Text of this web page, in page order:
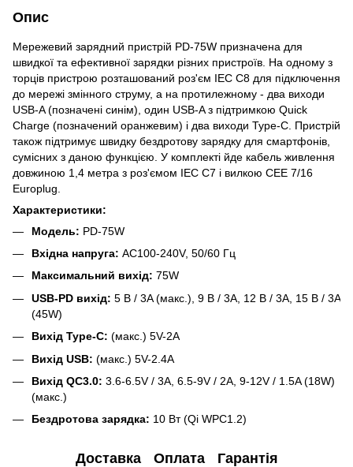
Опис
Мережевий зарядний пристрій PD-75W призначена для
швидкої та ефективної зарядки різних пристроїв. На одному з
торців пристрою розташований роз'єм IEC C8 для підключення
до мережі змінного струму, а на протилежному - два виходи
USB-A (позначені синім), один USB-A з підтримкою Quick
Charge (позначений оранжевим) і два виходи Type-C. Пристрій
також підтримує швидку бездротову зарядку для смартфонів,
сумісних з даною функцією. У комплекті йде кабель живлення
довжиною 1,4 метра з роз'ємом IEC C7 і вилкою CEE 7/16
Europlug.
Характеристики:
Модель: PD-75W
Вхідна напруга: AC100-240V, 50/60 Гц
Максимальний вихід: 75W
USB-PD вихід: 5 В / 3A (макс.), 9 В / 3A, 12 В / 3A, 15 В / 3A
(45W)
Вихід Type-C: (макс.) 5V-2A
Вихід USB: (макс.) 5V-2.4A
Вихід QC3.0: 3.6-6.5V / 3A, 6.5-9V / 2A, 9-12V / 1.5A (18W)
(макс.)
Бездротова зарядка: 10 Вт (Qi WPC1.2)
Доставка Оплата Гарантія